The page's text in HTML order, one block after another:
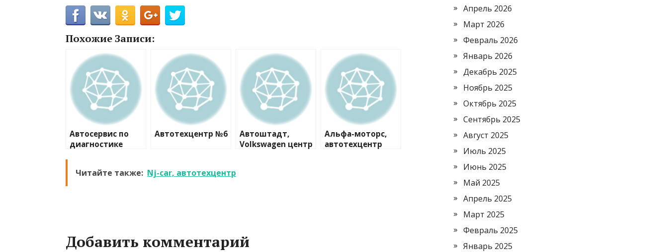
Похожие Записи:
Автосервис по
диагностике
Автотехцентр №6
Автоштадт,
Volkswagen центр
Альфа-моторс,
автотехцентр
Читайте также: Nj-car, автотехцентр
Добавить комментарий
Апрель 2026
Март 2026
Февраль 2026
Январь 2026
Декабрь 2025
Ноябрь 2025
Октябрь 2025
Сентябрь 2025
Август 2025
Июль 2025
Июнь 2025
Май 2025
Апрель 2025
Март 2025
Февраль 2025
Январь 2025